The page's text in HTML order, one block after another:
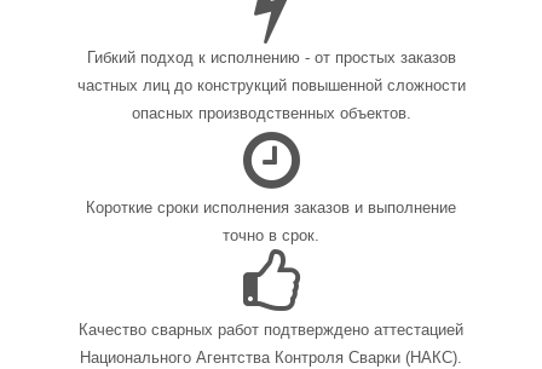
Гибкий подход к исполнению - от простых заказов
частных лиц до конструкций повышенной сложности
опасных производственных объектов.
Короткие сроки исполнения заказов и выполнение
точно в срок.
Качество сварных работ подтверждено аттестацией
Национального Агентства Контроля Сварки (НАКС).